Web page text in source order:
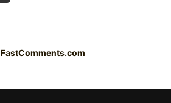
FastComments.com